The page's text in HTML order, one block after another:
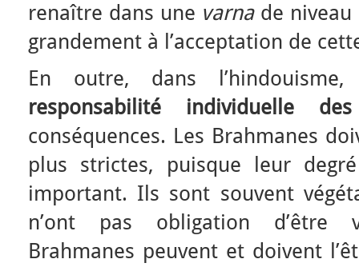
renaître dans une varna de
grandement à l’acceptation de
En outre, dans
responsabilité individuelle
conséquences. Les Brahmanes
plus strictes, puisque leur
important. Ils sont souvent
n’ont pas obligation d’être
Brahmanes peuvent et doivent